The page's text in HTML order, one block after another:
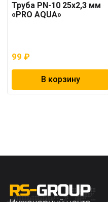
Труба PN-10 25х2,3 мм
«PRO AQUA»
99 ₽
В корзину